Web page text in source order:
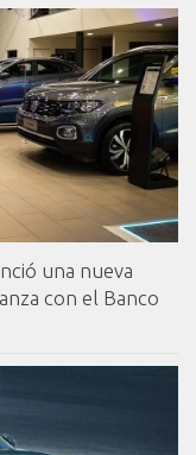
una nueva
con el Banco